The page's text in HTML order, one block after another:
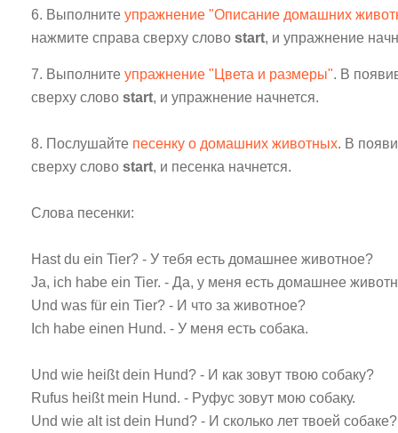
6. Выполните упражнение "Описание домашних
нажмите справа сверху слово start, и упражнение
7. Выполните упражнение "Цвета и размеры". В
сверху слово start, и упражнение начнется.
8. Послушайте песенку о домашних животных. В
сверху слово start, и песенка начнется.
Слова песенки:
Hast du ein Tier? - У тебя есть домашнее животное?
Ja, ich habe ein Tier. - Да, у меня есть домашнее
Und was für ein Tier? - И что за животное?
Ich habe einen Hund. - У меня есть собака.
Und wie heißt dein Hund? - И как зовут твою собаку?
Rufus heißt mein Hund. - Руфус зовут мою собаку.
Und wie alt ist dein Hund? - И сколько лет твоей собаке?